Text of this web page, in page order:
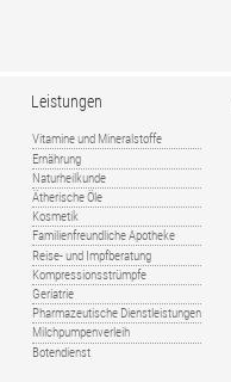
Leistungen
Vitamine und Mineralstoffe
Ernährung
Naturheilkunde
Ätherische Öle
Kosmetik
Familienfreundliche Apotheke
Reise- und Impfberatung
Kompressionsstrümpfe
Geriatrie
Pharmazeutische Dienstleistungen
Milchpumpenverleih
Botendienst